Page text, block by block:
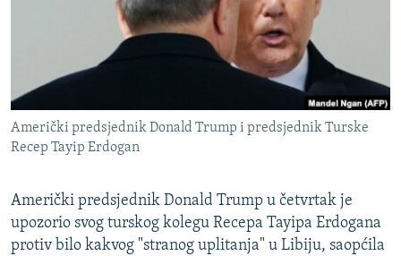
SPECIJALI RSE
GENOCID U SREBRENICI
TV LIBERTY
POST SCRIPTUM
PRATITE NAS
Sve RFE/RL stranice
Američki predsjednik Donald Trump i predsjednik Turske
Recep Tayip Erdogan
Američki predsjednik Donald Trump u četvrtak je
upozorio svog turskog kolegu Recepa Tayipa Erdogana
protiv bilo kakvog "stranog uplitanja" u Libiju, saopćila